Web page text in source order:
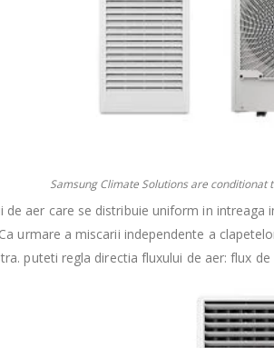
Samsung Climate Solutions are conditionat
de aer care se distribuie uniform in
urmare a miscarii independente a
puteti regla directia fluxului de aer: flux